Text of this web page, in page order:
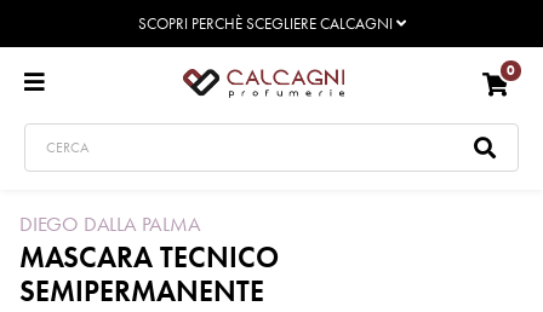
SCOPRI PERCHÈ SCEGLIERE CALCAGNI
0
DIEGO DALLA PALMA
MASCARA TECNICO
SEMIPERMANENTE